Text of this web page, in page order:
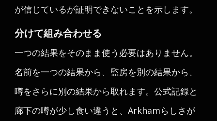
が信じているが証明できないことを示します。
分けて組み合わせる
一つの結果をそのまま使う必要はありません。
名前を一つの結果から、監房を別の結果から、
噂をさらに別の結果から取れます。公式記録と
廊下の噂が少し食い違うと、Arkhamらしさが